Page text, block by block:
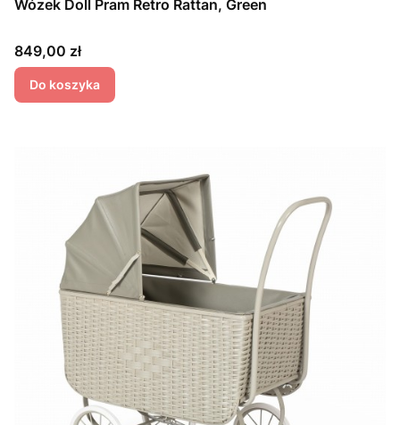
Wózek Doll Pram Retro Rattan, Green
Cena
849,00 zł
Do koszyka